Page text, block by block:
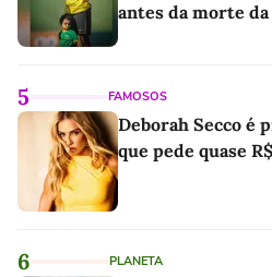
antes da morte
5 FAMOSOS
Deborah Secco é
que pede quase
6 PLANETA